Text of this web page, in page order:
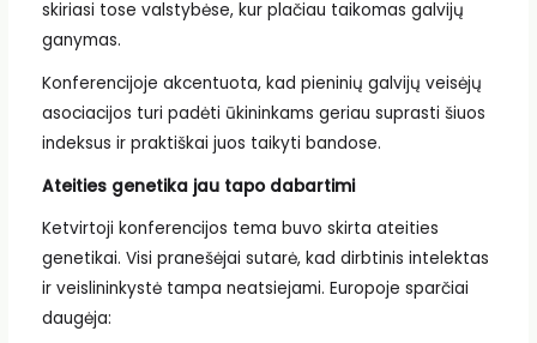
skiriasi tose valstybėse, kur plačiau taikomas galvijų
ganymas.
Konferencijoje akcentuota, kad pieninių galvijų veisėjų
asociacijos turi padėti ūkininkams geriau suprasti šiuos
indeksus ir praktiškai juos taikyti bandose.
Ateities genetika jau tapo dabartimi
Ketvirtoji konferencijos tema buvo skirta ateities
genetikai. Visi pranešėjai sutarė, kad dirbtinis intelektas
ir veislininkystė tampa neatsiejami. Europoje sparčiai
daugėja: